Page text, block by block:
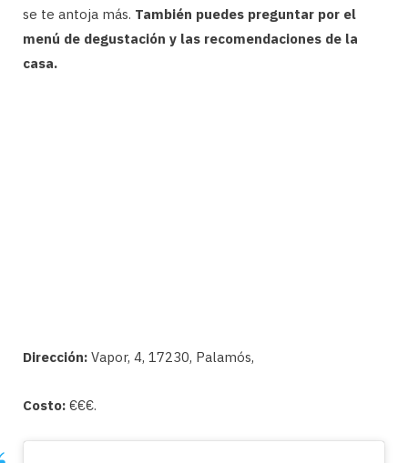
se te antoja más. También puedes preguntar por el
menú de degustación y las recomendaciones de la
casa.
Dirección: Vapor, 4, 17230, Palamós,
Costo: €€€.